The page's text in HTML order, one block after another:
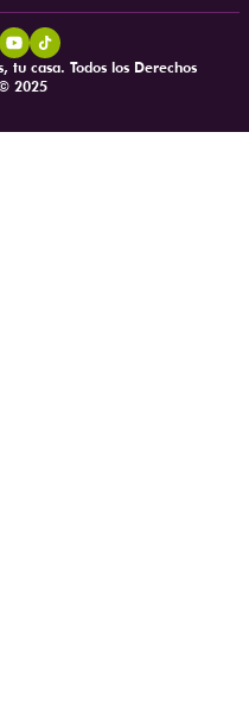
tu casa. Todos los Derechos
2025